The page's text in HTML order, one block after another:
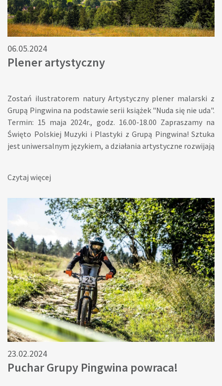
06.05.2024
Plener artystyczny
Zostań ilustratorem natury Artystyczny plener malarski z
Grupą Pingwina na podstawie serii książek "Nuda się nie uda".
Termin: 15 maja 2024r., godz. 16.00-18.00 Zapraszamy na
Święto Polskiej Muzyki i Plastyki z Grupą Pingwina! Sztuka
jest uniwersalnym językiem, a działania artystyczne rozwijają
różnorodnością i pięknem świata oraz naszymi bajkami z
przygotujemy materiały plastyczne. Wasze prace pokażemy
na wystawie w naszym Ośrodku. Gość specjalny: Malarka i
animatorka kultury Agnieszka Maliczak Zapraszamy dzieci w
wieku 6-14 lat oraz rodziców. Ilość miejsc ograniczona.
Obowiązują zapisy. Informacje i zapisy:
edukacja@grupapingwina.pl +48 789 403 010
Czytaj więcej
23.02.2024
Puchar Grupy Pingwina powraca!